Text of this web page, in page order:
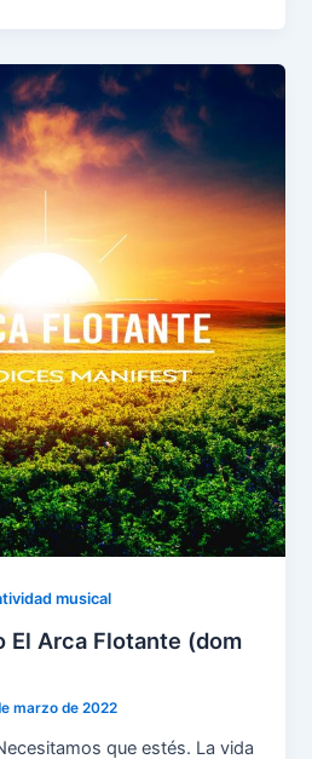
musical
Arca Flotante (dom
marzo de 2022
que estés. La vida